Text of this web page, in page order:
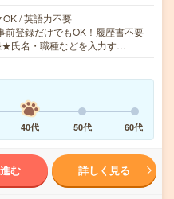
/ 英語力不要
登録だけでもOK！履歴書不要
★氏名・職種などを入力す…
40代 50代 60代
む 詳しく見る